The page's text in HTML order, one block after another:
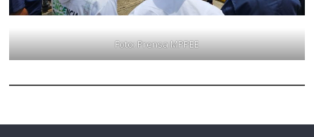
Foto: Prensa MPPEE